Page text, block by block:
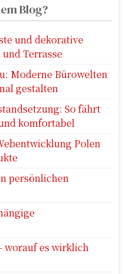
Blog?
und dekorative
Terrasse
Moderne Bürowelten
gestalten
So fährt
komfortabel
Polen
persönlichen
worauf es wirklich